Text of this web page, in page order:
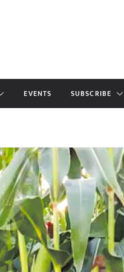
EVENTS SUBSCRIBE